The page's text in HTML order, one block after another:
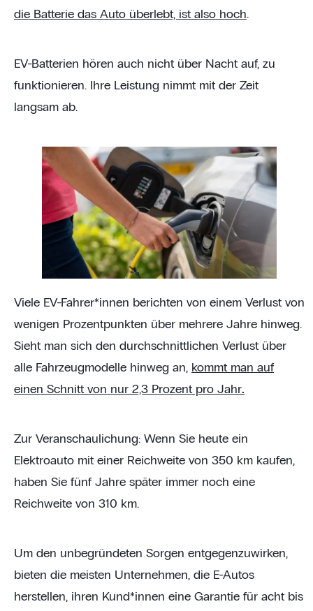
die Batterie das Auto überlebt, ist also hoch.
EV-Batterien hören auch nicht über Nacht auf, zu
funktionieren. Ihre Leistung nimmt mit der Zeit
langsam ab.
Viele EV-Fahrer*innen berichten von einem Verlust von
wenigen Prozentpunkten über mehrere Jahre hinweg.
Sieht man sich den durchschnittlichen Verlust über
alle Fahrzeugmodelle hinweg an, kommt man auf
einen Schnitt von nur 2,3 Prozent pro Jahr.
Zur Veranschaulichung: Wenn Sie heute ein
Elektroauto mit einer Reichweite von 350 km kaufen,
haben Sie fünf Jahre später immer noch eine
Reichweite von 310 km.
Um den unbegründeten Sorgen entgegenzuwirken,
bieten die meisten Unternehmen, die E-Autos
herstellen, ihren Kund*innen eine Garantie für acht bis